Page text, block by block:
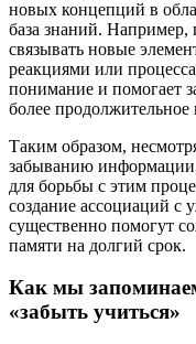
новых концепций в
база знаний.
связывать новые
реакциями или
понимание и помогает
более продолжительное
Таким образом,
забыванию
для борьбы с этим
создание ассоциаций
существенно помогут
памяти на долгий срок.
Как мы
«забыть учиться»